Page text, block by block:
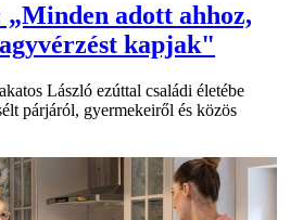
adott ahhoz,
kapjak"
László ezúttal családi életébe
párjáról, gyermekeiről és közös